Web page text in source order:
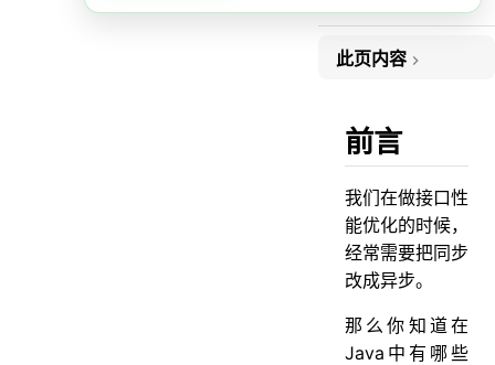
此页内容
2.异步的8种实现方案
方案1：线程与线程池
方案2：Future
方案5：Spring事件
前言
我们在做接口性
能优化的时候，
经常需要把同步
改成异步。
那么你知道在
Java中有哪些